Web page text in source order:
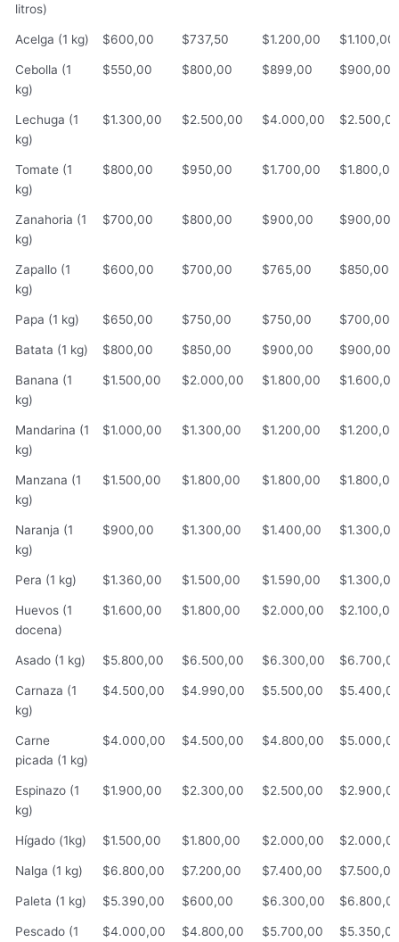
litros)
Acelga (1 kg) $600,00 $737,50 $1.200,00 $1.100,00
Cebolla (1
kg)
$550,00 $800,00 $899,00 $900,00
Lechuga (1
kg)
$1.300,00 $2.500,00 $4.000,00
Tomate (1
kg)
$800,00 $950,00 $1.700,00 $1.800,00
Zanahoria (1
kg)
$700,00 $800,00 $900,00 $900,00
Zapallo (1
kg)
$600,00 $700,00 $765,00 $850,00
Papa (1 kg) $650,00 $750,00 $750,00 $700,00
Batata (1 kg) $800,00 $850,00 $900,00 $900,00
Banana (1
kg)
$1.500,00 $2.000,00 $1.800,00 $1.600,00
Mandarina (1
kg)
$1.000,00 $1.300,00 $1.200,00 $1.200,00
Manzana (1
kg)
$1.500,00 $1.800,00 $1.800,00 $1.800,00
Naranja (1
kg)
$900,00 $1.300,00 $1.400,00 $1.300,00
Pera (1 kg) $1.360,00 $1.500,00 $1.590,00 $1.300,00
Huevos (1
docena)
$1.600,00 $1.800,00 $2.000,00 $2.100,00
Asado (1 kg) $5.800,00 $6.500,00 $6.300,00
Carnaza (1
kg)
$4.500,00 $4.990,00 $5.500,00
Carne
picada (1 kg)
$4.000,00 $4.500,00 $4.800,00
Espinazo (1
kg)
$1.900,00 $2.300,00 $2.500,00
Hígado (1kg) $1.500,00 $1.800,00 $2.000,00
Nalga (1 kg) $6.800,00 $7.200,00 $7.400,00 $7.500,00
Paleta (1 kg) $5.390,00 $600,00 $6.300,00
Pescado (1
$4.000,00 $4.800,00 $5.700,00